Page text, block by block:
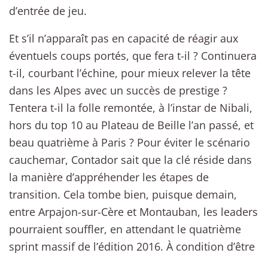
d’entrée de jeu.
Et s’il n’apparaît pas en capacité de réagir aux
éventuels coups portés, que fera t-il ? Continuera
t-il, courbant l’échine, pour mieux relever la tête
dans les Alpes avec un succès de prestige ?
Tentera t-il la folle remontée, à l’instar de Nibali,
hors du top 10 au Plateau de Beille l’an passé, et
beau quatrième à Paris ? Pour éviter le scénario
cauchemar, Contador sait que la clé réside dans
la manière d’appréhender les étapes de
transition. Cela tombe bien, puisque demain,
entre Arpajon-sur-Cère et Montauban, les leaders
pourraient souffler, en attendant le quatrième
sprint massif de l’édition 2016. À condition d’être